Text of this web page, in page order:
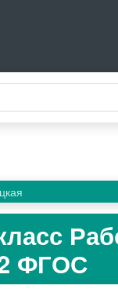
ФГОС